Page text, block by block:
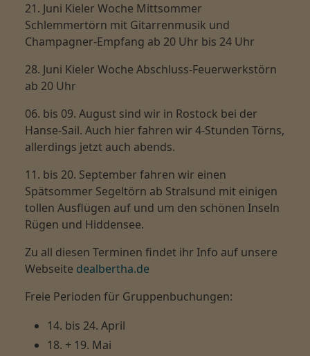
21. Juni Kieler Woche Mittsommer
Schlemmertörn mit Gitarrenmusik und
Champagner-Empfang ab 20 Uhr bis 24 Uhr
28. Juni Kieler Woche Abschluss-Feuerwerkstörn
ab 20 Uhr
06. bis 09. August sind wir in Rostock bei der
Hanse-Sail. Auch hier fahren wir 4-Stunden Törns,
allerdings jetzt auch abends.
11. bis 20. Septemberfahren wir einen
Spätsommer Segeltörn ab Stralsund mit einigen
tollen Ausflügen auf und um den schönen Inseln
Rügen und Hiddensee.
Zu all diesen Terminen findet ihr Info auf unsere
Webseite dealbertha.de
Freie Perioden für Gruppenbuchungen:
14. bis 24. April
18. + 19. Mai